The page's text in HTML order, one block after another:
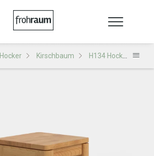
Hocker Kirschbaum H134 Hocker